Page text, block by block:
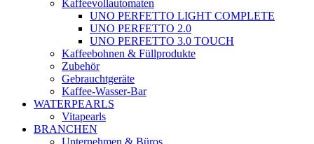
Kaffeevollautomaten
UNO PERFETTO LIGHT COMPLETE
UNO PERFETTO 2.0
UNO PERFETTO 3.0 TOUCH
Kaffeebohnen & Füllprodukte
Zubehör
Gebrauchtgeräte
Kaffee-Wasser-Bar
WATERPEARLS
Vitapearls
BRANCHEN
Unternehmen & Büros